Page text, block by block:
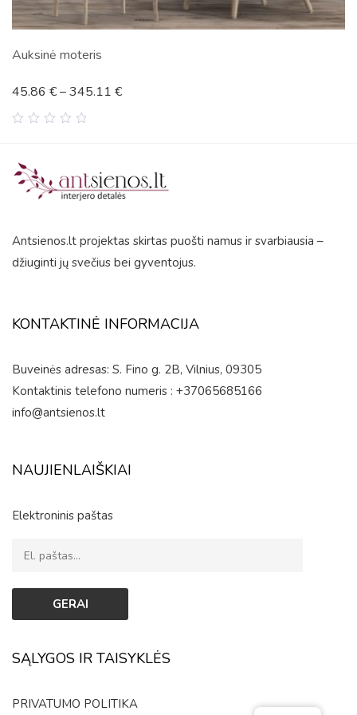
Auksinė moteris
5
45.86 €–345.11 €
Antsienos.lt projektas skirtas puošti namus ir svarbiausia –
džiuginti jų svečius bei gyventojus.
KONTAKTINĖ INFORMACIJA
Buveinės adresas: S. Fino g. 2B, Vilnius, 09305
Kontaktinis telefono numeris : +37065685166
info@antsienos.lt
NAUJIENLAIŠKIAI
Elektroninis paštas
SĄLYGOS IR TAISYKLĖS
PRIVATUMO POLITIKA